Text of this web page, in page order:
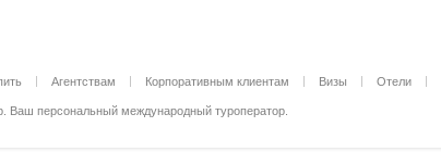
Агентствам Корпоративным клиентам Визы Отели
Ваш персональный международный туроператор.